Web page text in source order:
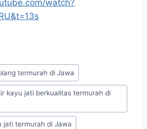
watch?
termurah di Jawa
kayu jati berkualitas termurah di
jati termurah di Jawa